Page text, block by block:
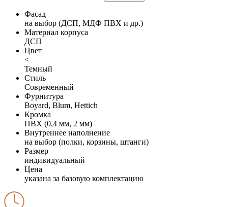
Фасад
на выбор (ДСП, МДФ ПВХ и др.)
Материал корпуса
ДСП
Цвет
<
Темный
Стиль
Современный
Фурнитура
Boyard, Blum, Hettich
Кромка
ПВХ (0,4 мм, 2 мм)
Внутреннее наполнение
на выбор (полки, корзины, штанги)
Размер
индивидуальный
Цена
указана за базовую комплектацию